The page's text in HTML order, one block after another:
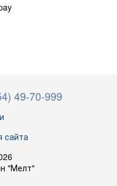
49-70-999
сайта
"Мелт"